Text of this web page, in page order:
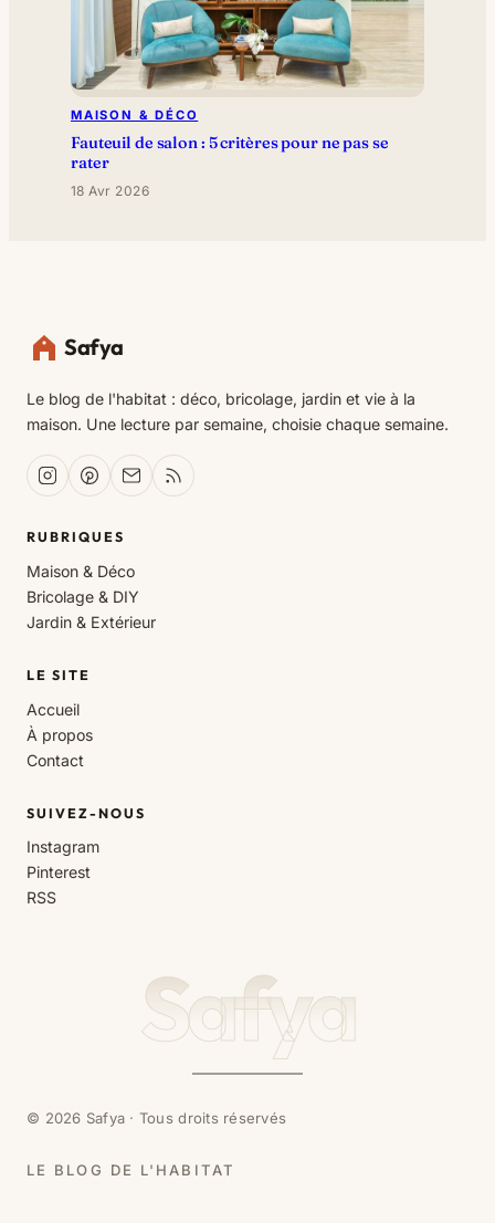
MAISON & DÉCO
Fauteuil de salon : 5 critères pour ne pas se
rater
18 Avr 2026
Safya
Le blog de l'habitat : déco, bricolage, jardin et vie à la
maison. Une lecture par semaine, choisie chaque semaine.
RUBRIQUES
Maison & Déco
Bricolage & DIY
Jardin & Extérieur
LE SITE
Accueil
À propos
Contact
SUIVEZ-NOUS
Instagram
Pinterest
RSS
Safya
© 2026 Safya · Tous droits réservés
LE BLOG DE L'HABITAT